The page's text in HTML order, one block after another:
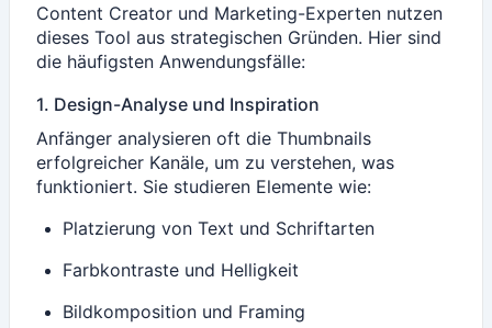
Content Creator und Marketing-Experten nutzen
dieses Tool aus strategischen Gründen. Hier sind
die häufigsten Anwendungsfälle:
1. Design-Analyse und Inspiration
Anfänger analysieren oft die Thumbnails
erfolgreicher Kanäle, um zu verstehen, was
funktioniert. Sie studieren Elemente wie:
Platzierung von Text und Schriftarten
Farbkontraste und Helligkeit
Bildkomposition und Framing